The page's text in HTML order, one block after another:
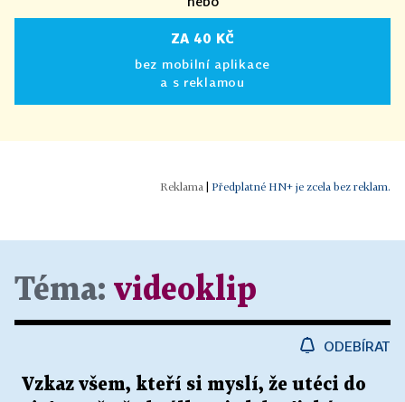
ZA 40 KČ
bez mobilní aplikace
a s reklamou
Předplatné HN+ je zcela bez reklam.
Téma: videoklip
ODEBÍRAT
Vzkaz všem, kteří si myslí, že utéci do